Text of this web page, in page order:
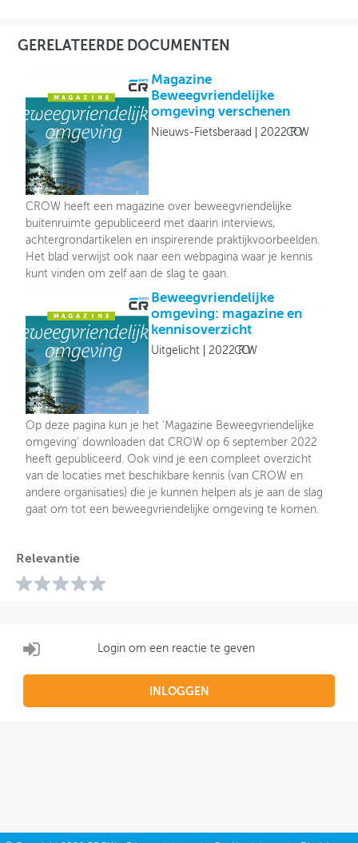
GERELATEERDE DOCUMENTEN
Magazine
Beweegvriendelijke
omgeving verschenen
Nieuws-Fietsberaad 2022CROW
CROW heeft een magazine over beweegvriendelijke
buitenruimte gepubliceerd met daarin interviews,
achtergrondartikelen en inspirerende praktijkvoorbeelden.
Het blad verwijst ook naar een webpagina waar je kennis
kunt vinden om zelf aan de slag te gaan.
Beweegvriendelijke
omgeving: magazine en
kennisoverzicht
Uitgelicht 2022CROW
Op deze pagina kun je het ‘Magazine Beweegvriendelijke
omgeving’ downloaden dat CROW op 6 september 2022
heeft gepubliceerd. Ook vind je een compleet overzicht
van de locaties met beschikbare kennis (van CROW en
andere organisaties) die je kunnen helpen als je aan de slag
gaat om tot een beweegvriendelijke omgeving te komen.
Relevantie
Login om een reactie te geven
INLOGGEN